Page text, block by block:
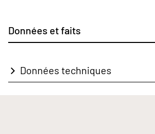
Données et faits
Données techniques